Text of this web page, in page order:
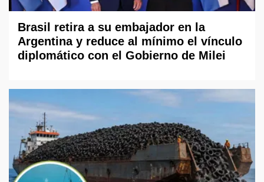
Brasil retira a su embajador en la
Argentina y reduce al mínimo el vínculo
diplomático con el Gobierno de Milei